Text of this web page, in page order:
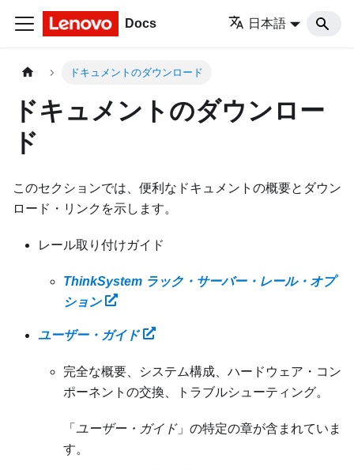
Docs 日本語
ドキュメントのダウンロード
ドキュメントのダウンロー
ド
このセクションでは、便利なドキュメントの概要とダウン
ロード・リンクを示します。
レール取り付けガイド
ThinkSystem ラック・サーバー・レール・オプ
ション
ユーザー・ガイド
完全な概要、システム構成、ハードウェア・コン
ポーネントの交換、トラブルシューティング。
「 ユーザー・ガイド」の特定の章が含まれていま
す。